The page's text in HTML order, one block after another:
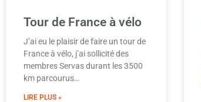
Tour de France à vélo
J’ai eu le plaisir de faire un tour de
France à vélo, j’ai sollicité des
membres Servas durant les 3500
km parcourus…
LIRE PLUS »